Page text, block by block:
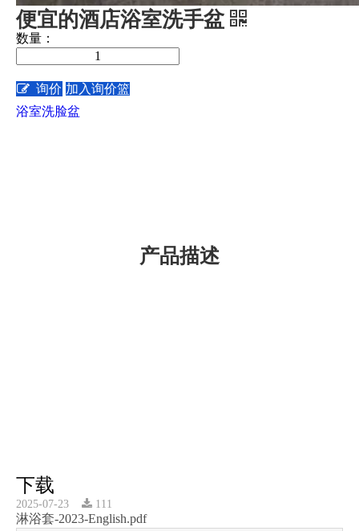
便宜的酒店浴室洗手盆
数量：
询价 加入询价篮
浴室洗脸盆
产品描述
下载
2025-07-23 111
淋浴套-2023-English.pdf